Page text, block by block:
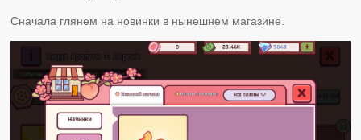
Сначала глянем на новинки в нынешнем магазине.